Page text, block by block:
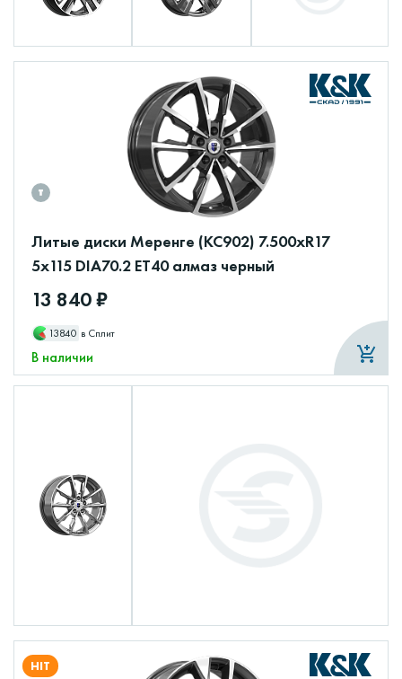
Литые диски Меренге (КС902) 7.500xR17
5x115 DIA70.2 ET40 алмаз черный
13 840 ₽
13840 в Сплит
В наличии
HIT